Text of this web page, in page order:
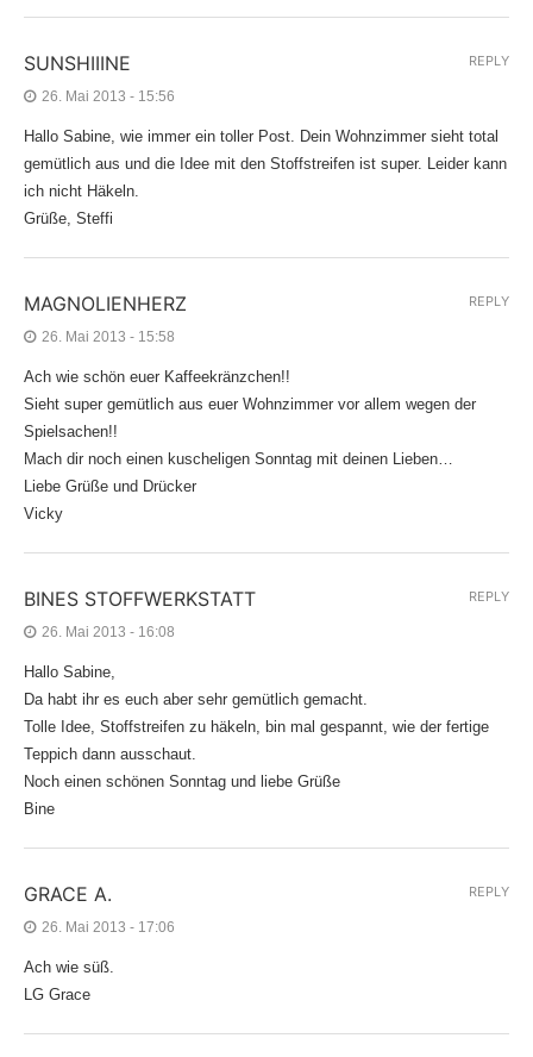
SUNSHIIINE
26. Mai 2013 - 15:56
Hallo Sabine, wie immer ein toller Post. Dein Wohnzimmer sieht total
gemütlich aus und die Idee mit den Stoffstreifen ist super. Leider kann
ich nicht Häkeln.
Grüße, Steffi
REPLY
MAGNOLIENHERZ
26. Mai 2013 - 15:58
Ach wie schön euer Kaffeekränzchen!!
Sieht super gemütlich aus euer Wohnzimmer vor allem wegen der
Spielsachen!!
Mach dir noch einen kuscheligen Sonntag mit deinen Lieben…
Liebe Grüße und Drücker
Vicky
REPLY
BINES STOFFWERKSTATT
26. Mai 2013 - 16:08
Hallo Sabine,
Da habt ihr es euch aber sehr gemütlich gemacht.
Tolle Idee, Stoffstreifen zu häkeln, bin mal gespannt, wie der fertige
Teppich dann ausschaut.
Noch einen schönen Sonntag und liebe Grüße
Bine
REPLY
GRACE A.
26. Mai 2013 - 17:06
Ach wie süß.
LG Grace
REPLY